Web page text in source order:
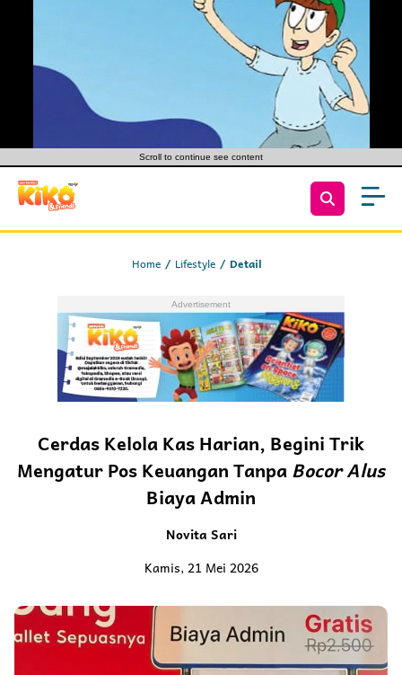
Scroll to continue see content
Home Lifestyle Detail
Cerdas Kelola Kas Harian, Begini Trik
Mengatur Pos Keuangan TanpaBocor Alus
Biaya Admin
Novita Sari
Kamis, 21 Mei 2026